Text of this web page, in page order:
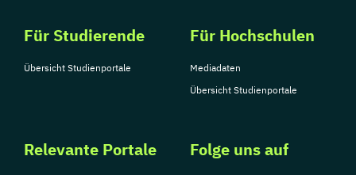
Für Studierende
Übersicht Studienportale
Für Hochschulen
Mediadaten
Übersicht Studienportale
Relevante Portale Folge uns auf